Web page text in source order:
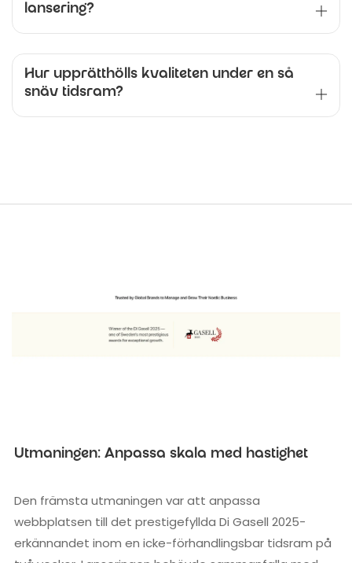
lansering?
Hur upprätthölls kvaliteten under en så
snäv tidsram?
Utmaningen: Anpassa skala med hastighet
Den främsta utmaningen var att anpassa
webbplatsen till det prestigefyllda Di Gasell 2025-
erkännandet inom en icke-förhandlingsbar tidsram på